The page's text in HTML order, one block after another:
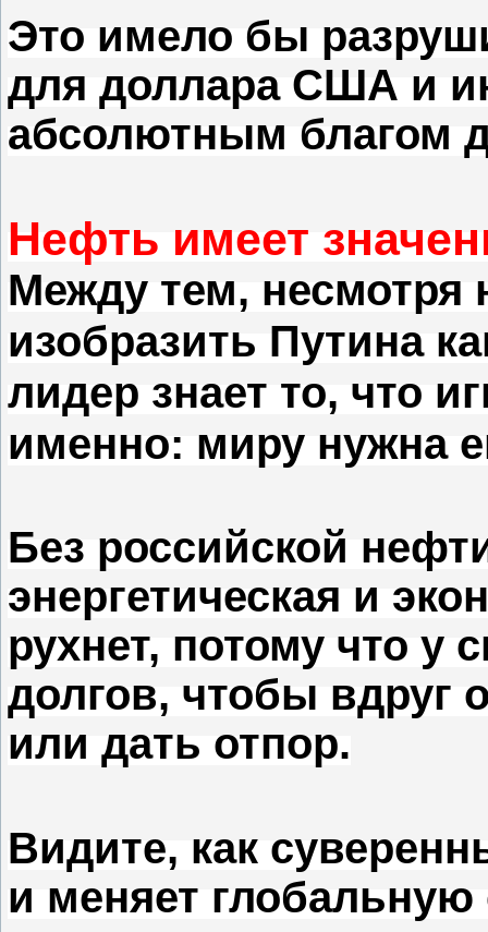
Это имело бы
для доллара США и
абсолютным благом
Нефть имеет
Между тем,
изобразить Путина
лидер знает то, что
именно: миру нужна
Без российской
энергетическая и
рухнет, потому что
долгов, чтобы вдруг
или дать отпор.
Видите, как
и меняет глобальную